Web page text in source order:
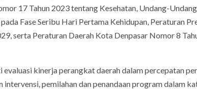
17 Tahun 2023 tentang Kesehatan, Undang-
Fase Seribu Hari Pertama Kehidupan, Peraturan
serta Peraturan Daerah Kota Denpasar Nomor 8
kinerja perangkat daerah dalam percepatan
pemilahan dan penandaan program dalam